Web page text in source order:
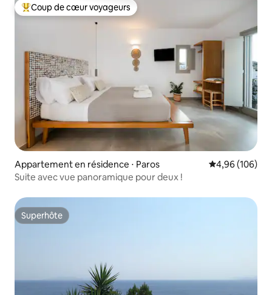
Coups de cœur voyageurs les plus appréciés
Coup de cœur voyageurs
Appartement en résidence ⋅ Paros Évaluation
4,96 (106)
Suite avec vue panoramique pour deux !
Superhôte
Superhôte